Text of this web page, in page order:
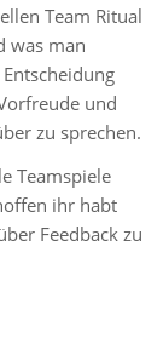
Team Ritual
was man
und
zu sprechen.
Teamspiele
ihr habt
Feedback zu